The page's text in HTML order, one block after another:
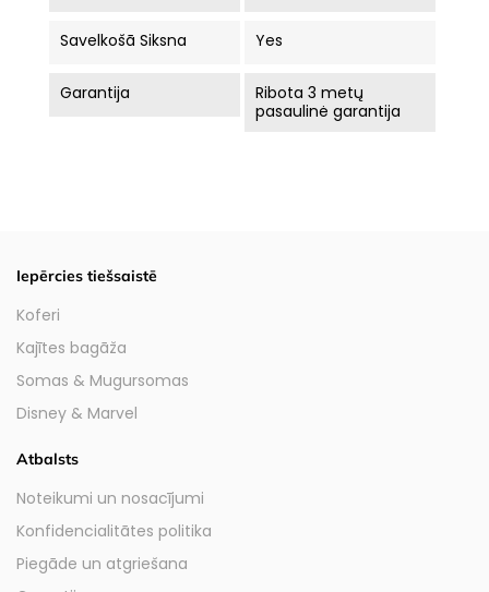
Savelkošā Siksna Yes
Garantija
Ribota 3 metų
pasaulinė garantija
Iepērcies tiešsaistē
Koferi
Kajītes bagāža
Somas & Mugursomas
Disney & Marvel
Atbalsts
Noteikumi un nosacījumi
Konfidencialitātes politika
Piegāde un atgriešana